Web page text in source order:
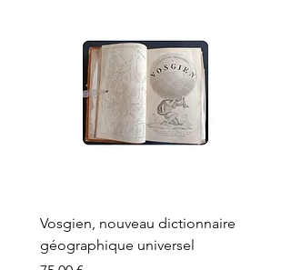
Vosgien, nouveau dictionnaire
géographique universel